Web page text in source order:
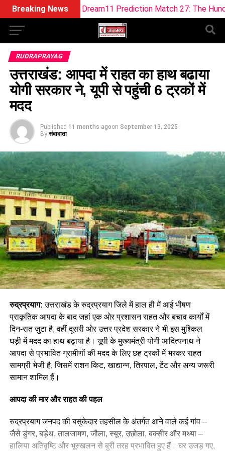
Breaking News
WEF-W Dream11 Prediction Match 27: The Hundred Women
RUDRAPRAYAG
उत्तराखंड: आपदा में राहत का हाथ बढाया
योगी सरकार ने, यूपी से पहुंची 6 ट्रकों में
मदद
Published 11 months agoon September 13, 2025
By संवादाता
रुद्रप्रयाग: उत्तराखंड के रुद्रप्रयाग जिले में हाल ही में आई भीषण
प्राकृतिक आपदा के बाद जहां एक ओर प्रशासन राहत और बचाव कार्यों में
दिन-रात जुटा है, वहीं दूसरी ओर उत्तर प्रदेश सरकार ने भी इस मुश्किल
घड़ी में मदद का हाथ बढ़ाया है। यूपी के मुख्यमंत्री योगी आदित्यनाथ ने
आपदा से प्रभावित ग्रामीणों की मदद के लिए छह ट्रकों में भरकर राहत
सामग्री भेजी है, जिसमें राशन किट, खाद्यान्न, तिरपाल, टेंट और अन्य जरूरी
सामान शामिल हैं।
आपदा की मार और राहत की पहल
रुद्रप्रयाग जनपद की बसुकेदार तहसील के अंतर्गत आने वाले कई गांव –
जैसे डुंगर, बड़ेथ, तालजामण, जौला, स्यूर, उछोला, बक्सीर और मथ्या –
हालिया अतिवृष्टि और भूस्खलन से बुरी तरह प्रभावित हुए हैं। घर उजड़ गए,